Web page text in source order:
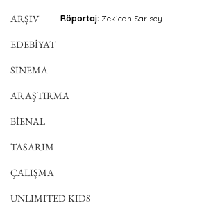
ARŞİV
EDEBİYAT
SİNEMA
ARAŞTIRMA
BİENAL
TASARIM
ÇALIŞMA
UNLIMITED KIDS
Röportaj: Zekican Sarısoy